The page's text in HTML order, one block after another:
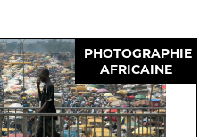
PHOTOGRAPHIE
AFRICAINE